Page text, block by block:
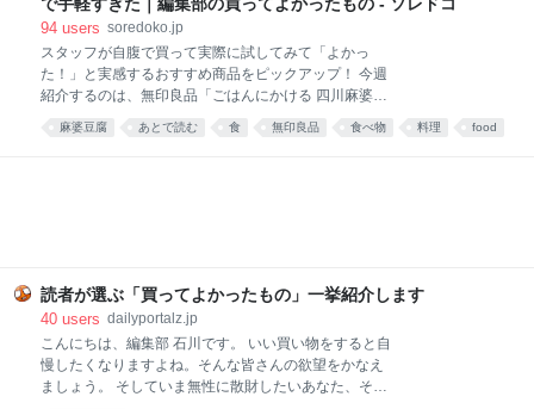
94 users soredoko.jp
スタッフが自腹で買って実際に試してみて「よかっ
た！」と実感するおすすめ商品をピックアップ！ 今週
紹介するのは、無印良品「ごはんにかける 四川麻婆豆
本格四川の味が楽しめます。暑くて料理が億劫な日
調理するのは、面倒くさい。特に夏は外出するのも調
理するのも暑くて億劫。そんなときでも、手軽に本格
麻婆豆腐が味わえるのがこちらの商品です。 熱湯で約
4〜5分あたためて（電子レンジであたためる場合は
500Wで約2分）、ご飯にかけるだけ。初めて食べたと
きは、正
麻婆豆腐 あとで読む 食 無印良品 食べ物 料理 food
読者が選ぶ「買ってよかったもの」一挙紹介します
40 users dailyportalz.jp
こんにちは、編集部 石川です。 いい買い物をすると自
慢したくなりますよね。そんな皆さんの欲望をかなえ
ましょう。 そしていま無性に散財したいあなた、そん